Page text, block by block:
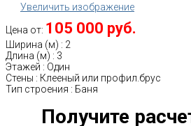
Увеличить изображение
Цена от: 105 000 руб.
Ширина (м) : 2
Длина (м) : 3
Этажей : Один
Стены : Клееный или профил.брус
Тип строения : Баня
Получите